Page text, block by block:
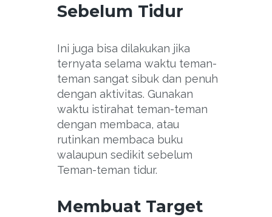
Sebelum Tidur
Ini juga bisa dilakukan jika
ternyata selama waktu teman-
teman sangat sibuk dan penuh
dengan aktivitas. Gunakan
waktu istirahat teman-teman
dengan membaca, atau
rutinkan membaca buku
walaupun sedikit sebelum
Teman-teman tidur.
Membuat Target